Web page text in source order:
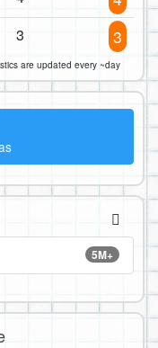
3 3
are updated every ~day
5M+